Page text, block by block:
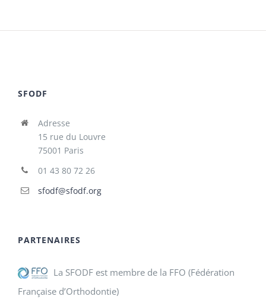
SFODF
Adresse
15 rue du Louvre
75001 Paris
01 43 80 72 26
sfodf@sfodf.org
PARTENAIRES
La SFODF est membre de la FFO (Fédération
Française d’Orthodontie)